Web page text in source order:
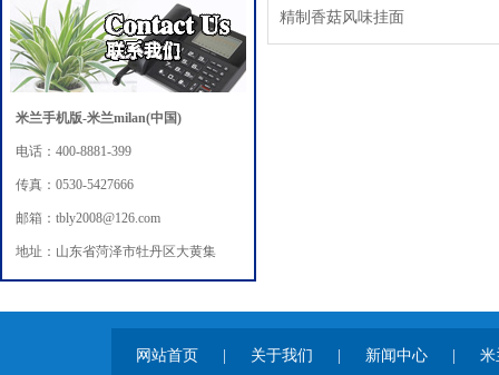
米兰手机版-米兰milan(中国)
电话：400-8881-399
传真：0530-5427666
邮箱：tbly2008@126.com
地址：山东省菏泽市牡丹区大黄集
精制香菇风味挂面
网站首页 关于我们 新闻中心 米